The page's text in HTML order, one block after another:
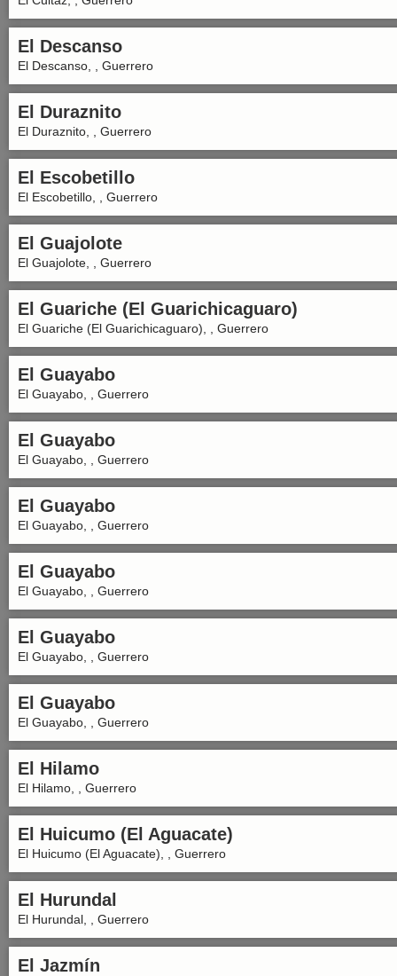
El Descanso
El Descanso, , Guerrero
El Duraznito
El Duraznito, , Guerrero
El Escobetillo
El Escobetillo, , Guerrero
El Guajolote
El Guajolote, , Guerrero
El Guariche (El Guarichicaguaro)
El Guariche (El Guarichicaguaro), , Guerrero
El Guayabo
El Guayabo, , Guerrero
El Guayabo
El Guayabo, , Guerrero
El Guayabo
El Guayabo, , Guerrero
El Guayabo
El Guayabo, , Guerrero
El Guayabo
El Guayabo, , Guerrero
El Guayabo
El Guayabo, , Guerrero
El Hilamo
El Hilamo, , Guerrero
El Huicumo (El Aguacate)
El Huicumo (El Aguacate), , Guerrero
El Hurundal
El Hurundal, , Guerrero
El Jazmín